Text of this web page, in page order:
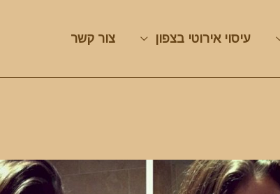
עיסוי אירוטי בצפון צור קשר